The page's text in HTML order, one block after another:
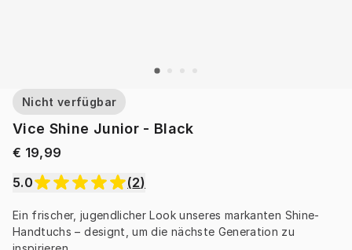
Nicht verfügbar
Vice Shine Junior - Black
€ 19,99
5.0
(2)
Ein frischer, jugendlicher Look unseres markanten Shine-
Handtuchs – designt, um die nächste Generation zu